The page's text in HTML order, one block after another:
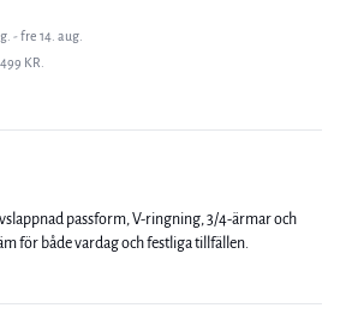
- fre 14. aug.
KR.
passform, V-ringning, 3/4-ärmar och
för både vardag och festliga tillfällen.